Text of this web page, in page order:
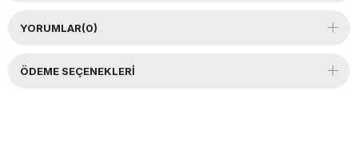
YORUMLAR(0)
ÖDEME SEÇENEKLERI